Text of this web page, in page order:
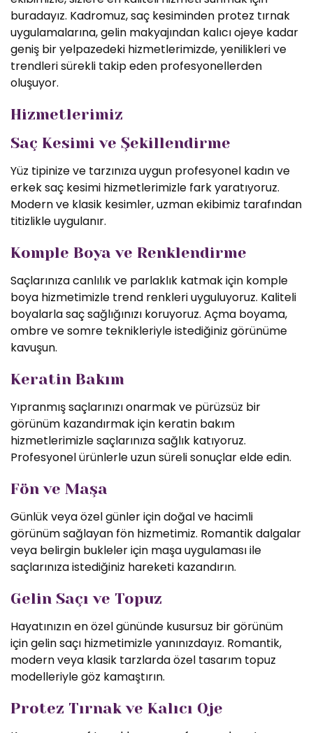
buradayız. Kadromuz, saç kesiminden protez tırnak
uygulamalarına, gelin makyajından kalıcı ojeye kadar
geniş bir yelpazedeki hizmetlerimizde, yenilikleri ve
trendleri sürekli takip eden profesyonellerden
oluşuyor.
Hizmetlerimiz
Saç Kesimi ve Şekillendirme
Yüz tipinize ve tarzınıza uygun profesyonel kadın ve
erkek saç kesimi hizmetlerimizle fark yaratıyoruz.
Modern ve klasik kesimler, uzman ekibimiz tarafından
titizlikle uygulanır.
Komple Boya ve Renklendirme
Saçlarınıza canlılık ve parlaklık katmak için komple
boya hizmetimizle trend renkleri uyguluyoruz. Kaliteli
boyalarla saç sağlığınızı koruyoruz. Açma boyama,
ombre ve somre teknikleriyle istediğiniz görünüme
kavuşun.
Keratin Bakım
Yıpranmış saçlarınızı onarmak ve pürüzsüz bir
görünüm kazandırmak için keratin bakım
hizmetlerimizle saçlarınıza sağlık katıyoruz.
Profesyonel ürünlerle uzun süreli sonuçlar elde edin.
Fön ve Maşa
Günlük veya özel günler için doğal ve hacimli
görünüm sağlayan fön hizmetimiz. Romantik dalgalar
veya belirgin bukleler için maşa uygulaması ile
saçlarınıza istediğiniz hareketi kazandırın.
Gelin Saçı ve Topuz
Hayatınızın en özel gününde kusursuz bir görünüm
için gelin saçı hizmetimizle yanınızdayız. Romantik,
modern veya klasik tarzlarda özel tasarım topuz
modelleriyle göz kamaştırın.
Protez Tırnak ve Kalıcı Oje